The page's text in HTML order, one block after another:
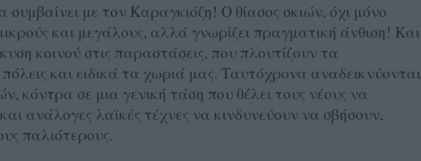
με τον Καραγκιόζη! Ο θίασος σκιών, όχι μόνο
και μεγάλους, αλλά γνωρίζει πραγματική άνθιση! Και
κοινού στις παραστάσεις, που πλουτίζουν τα
και ειδικά τα χωριά μας. Ταυτόχρονα αναδεικνύονται
κόντρα σε μια γενική τάση που θέλει τους νέους να
ανάλογες λαϊκές τέχνες να κινδυνεύουν να σβήσουν,
παλιότερους.